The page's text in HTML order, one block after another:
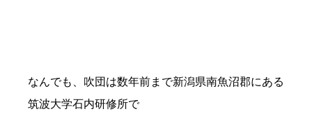
なんでも、吹団は数年前まで新潟県南魚沼郡にある
筑波大学石内研修所で